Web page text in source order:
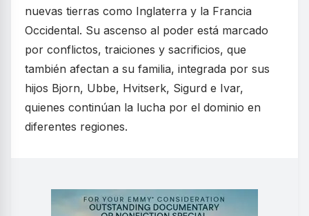
nuevas tierras como Inglaterra y la Francia
Occidental. Su ascenso al poder está marcado
por conflictos, traiciones y sacrificios, que
también afectan a su familia, integrada por sus
hijos Bjorn, Ubbe, Hvitserk, Sigurd e Ivar,
quienes continúan la lucha por el dominio en
diferentes regiones.